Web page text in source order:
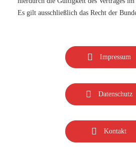
Es gilt ausschließlich das Recht der
Impressum
Datenschutz
Kontakt